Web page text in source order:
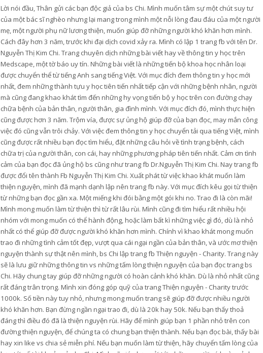
Lời nói đầu, Thân gửi các bạn độc giả của bs Chi. Mình muốn tâm sự một chút suy tư
của một bác sĩ nghèo nhưng lại mang trong mình một nỗi lòng đau đáu của một người
mẹ, một người phụ nữ lương thiện, muốn giúp đỡ những người khó khăn hơn mình.
Cách đây hơn 3 năm, trước khi đại dịch covid xảy ra. Mình có lập 1 trang fb với tên Dr.
Nguyễn Thị Kim Chi. Trang chuyên dịch những bài viết hay về thông tin y học trên
Medscape, một tờ báo uy tín. Những bài viết là những tiến bộ khoa học nhân loại
được chuyển thể từ tiếng Anh sang tiếng Việt. Với mục đích đem thông tin y học mới
nhất, đem những thành tựu y học tiên tiến nhất tiếp cận với những bệnh nhân, người
mà cũng đang khao khát tìm đến những hy vọng tiến bộ y học trên con đường chạy
chữa bệnh của bản thân, người thân, gia đình mình. Với mục đích đó, mình thực hiện
cũng được hơn 3 năm. Trộm vía, được sự ủng hộ giúp đỡ của bạn đọc, may mắn công
việc đó cũng vẫn trôi chảy. Với việc đem thông tin y học chuyển tải qua tiếng Việt, mình
cũng được rất nhiều bạn đọc tìm hiểu, đặt những câu hỏi về tình trạng bệnh, cách
chữa trị của người thân, con cái, hay những phương pháp tiên tiến nhất. Cảm ơn tình
cảm của bạn đọc đã ủng hộ bs cũng như trang fb Dr.Nguyễn Thị Kim Chi. Nay trang fb
được đổi tên thành Fb Nguyễn Thị Kim Chi. Xuất phát từ việc khao khát muốn làm
thiện nguyện, mình đã mạnh dạnh lập nên trang fb này. Với mục đích kêu gọi từ thiện
từ những bạn đọc gần xa. Một miếng khi đói bằng một gói khi no. Trao đi là còn mãi!
Mình mong muốn làm từ thiện thì từ rất lâu rùi. Mình cũng đi tìm hiểu rất nhiều hội
nhóm với mong muốn có thể hành động, hoặc làm bất kì những việc gì đó, dù là nhỏ
nhất có thể giúp đỡ được người khó khăn hơn mình. Chính vì khao khát mong muốn
trao đi những tình cảm tốt đẹp, vượt qua cái ngại ngần của bản thân, và ước mơ thiện
nguyện thành sự thật nên mình, bs Chi lập trang fb Thiện nguyện - Charity. Trang này
sẽ là lưu giữ những thông tin vs những tấm lòng thiện nguyện của bạn đọc trang bs
Chi. Hãy chung tay giúp đỡ những người có hoàn cảnh khó khăn. Dù là nhỏ nhất cũng
rất đáng trân trọng. Mình xin đóng góp quỹ của trang Thiện nguyện - Charity trước
1000k. Số tiền này tuy nhỏ, nhưng mong muốn trang sẽ giúp đỡ được nhiều người
khó khăn hơn. Bạn đừng ngần ngại trao đi, dù là 20k hay 50k. Nếu bạn thấy thoả
đáng thì điều đó đã là thiện nguyện rùi. Hãy để mình giúp bạn 1 phần nhỏ trên con
đường thiện nguyện, để chúng ta có chung bạn thiện thành. Nếu bạn đọc bài, thấy bài
hay xin like vs chia sẻ miễn phí. Nếu bạn muốn làm từ thiện, hãy chuyển tấm lòng của